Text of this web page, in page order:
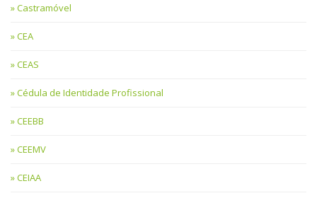
Castramóvel
CEA
CEAS
Cédula de Identidade Profissional
CEEBB
CEEMV
CEIAA